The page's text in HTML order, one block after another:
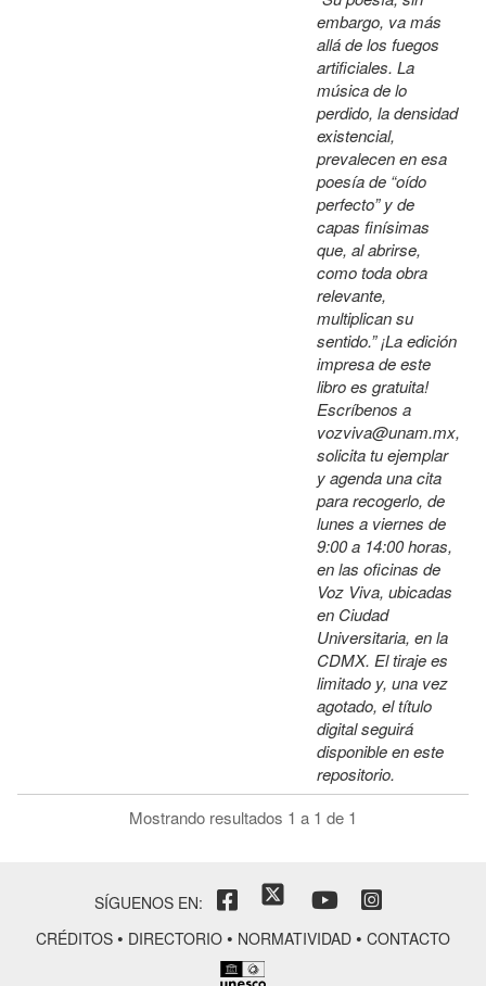
embargo, va más
allá de los fuegos
artificiales. La
música de lo
perdido, la densidad
existencial,
prevalecen en esa
poesía de “oído
perfecto” y de
capas finísimas
que, al abrirse,
como toda obra
relevante,
multiplican su
sentido.” ¡La edición
impresa de este
libro es gratuita!
Escríbenos a
vozviva@unam.mx,
solicita tu ejemplar
y agenda una cita
para recogerlo, de
lunes a viernes de
9:00 a 14:00 horas,
en las oficinas de
Voz Viva, ubicadas
en Ciudad
Universitaria, en la
CDMX. El tiraje es
limitado y, una vez
agotado, el título
digital seguirá
disponible en este
repositorio.
Mostrando resultados 1 a 1 de 1
SÍGUENOS EN:
CRÉDITOS • DIRECTORIO • NORMATIVIDAD • CONTACTO